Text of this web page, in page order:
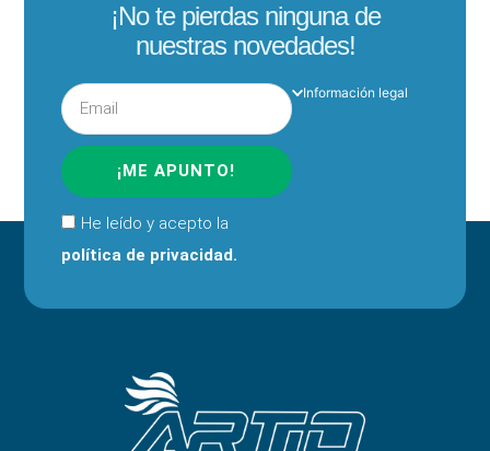
¡No te pierdas ninguna de
nuestras novedades!
He leído y acepto la
política de privacidad.
¡ME APUNTO!
Información legal